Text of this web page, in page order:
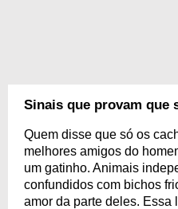
Sinais que provam que
Quem disse que só os
melhores amigos do
um gatinho. Animais
confundidos com bichos
amor da parte deles. Essa